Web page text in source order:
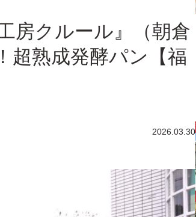
房クルール』（朝倉
超熟成発酵パン【福
2026.03.30